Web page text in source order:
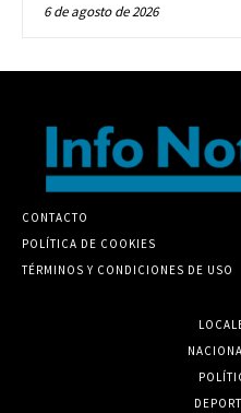
6 de agosto de 2026
CONTACTO
POLÍTICA DE COOKIES
TÉRMINOS Y CONDICIONES DE USO